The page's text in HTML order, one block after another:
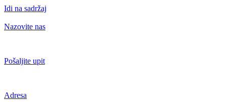
Idi na sadržaj
Nazovite nas
Pošaljite upit
Adresa